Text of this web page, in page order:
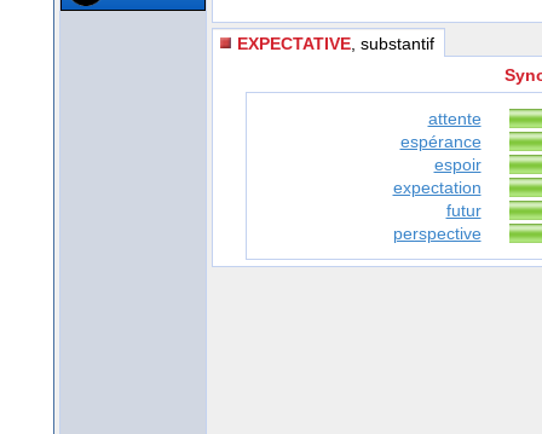
EXPECTATIVE , substantif
attente
espérance
espoir
expectation
futur
perspective